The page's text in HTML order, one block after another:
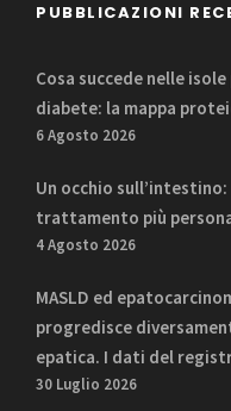
PUBBLICAZIONI
Cosa succede nelle
diabete: la mappa
6 Agosto 2026
Un occhio
trattamento più
4 Agosto 2026
MASLD ed
progredisce
epatica. I dati del
30 Luglio 2026